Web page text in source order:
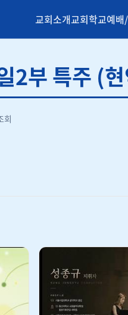
교회소개교회학교예배
2부 특주 (
회